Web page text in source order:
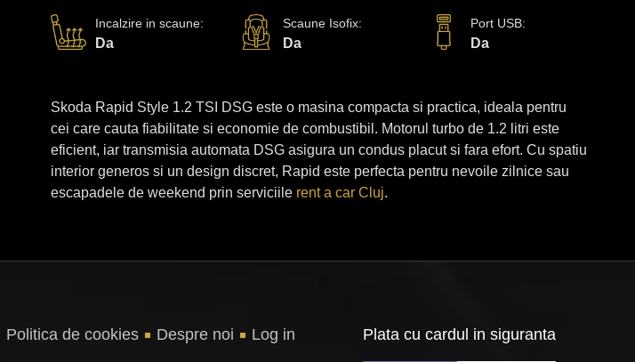
Incalzire in scaune:
Da
Scaune Isofix:
Da
Port USB:
Da
Skoda Rapid Style 1.2 TSI DSG este o masina compacta si practica, ideala pentru
cei care cauta fiabilitate si economie de combustibil. Motorul turbo de 1.2 litri este
eficient, iar transmisia automata DSG asigura un condus placut si fara efort. Cu spatiu
interior generos si un design discret, Rapid este perfecta pentru nevoile zilnice sau
escapadele de weekend prin serviciile rent a car Cluj.
Politica de cookies Despre noi Log in Plata cu cardul in siguranta